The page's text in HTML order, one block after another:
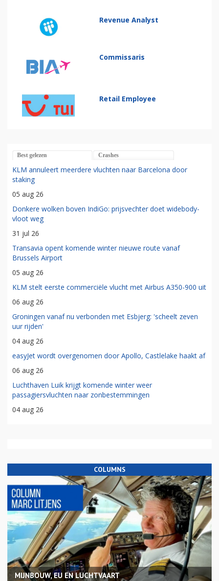
Revenue Analyst
Commissaris
Retail Employee
Best gelezen Crashes
KLM annuleert meerdere vluchten naar Barcelona door
staking
05 aug 26
Donkere wolken boven IndiGo: prijsvechter doet widebody-
vloot weg
31 jul 26
Transavia opent komende winter nieuwe route vanaf
Brussels Airport
05 aug 26
KLM stelt eerste commerciële vlucht met Airbus A350-900 uit
06 aug 26
Groningen vanaf nu verbonden met Esbjerg: 'scheelt zeven
uur rijden'
04 aug 26
easyJet wordt overgenomen door Apollo, Castlelake haakt af
06 aug 26
Luchthaven Luik krijgt komende winter weer
passagiersvluchten naar zonbestemmingen
04 aug 26
COLUMNS
MIJNBOUW, EU EN LUCHTVAART